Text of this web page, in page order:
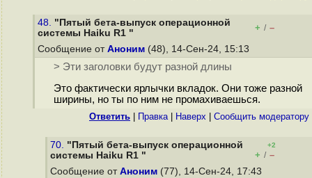
48. "Пятый бета-выпуск операционной
системы Haiku R1 "
+ / –
Сообщение от Аноним (48), 14-Сен-24, 15:13
> Эти заголовки будут разной длины
Это фактически ярлычки вкладок. Они тоже разной
ширины, но ты по ним не промахиваешься.
Ответить Правка| Наверх Cообщить модератору
70. "Пятый бета-выпуск операционной
системы Haiku R1 "
+2
+ / –
Сообщение от Аноним (77), 14-Сен-24, 17:43